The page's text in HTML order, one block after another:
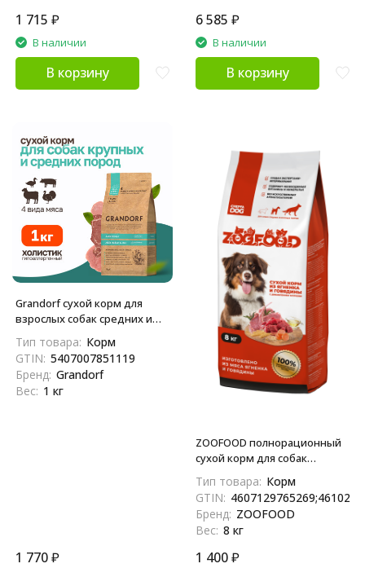
1 715 ₽
В наличии
В корзину
6 585 ₽
В наличии
В корзину
Grandorf сухой корм для
взрослых собак средних и
видами мяса - 1 кг
Тип товара: Корм
GTIN: 5407007851119
Бренд: Grandorf
Вес: 1 кг
1 770₽
ZOOFOOD полнорационный
сухой корм для собак
ягненком, говядиной и
морковью - 8 кг
Тип товара: Корм
GTIN:
Бренд: ZOOFOOD
Вес: 8 кг
1 400₽